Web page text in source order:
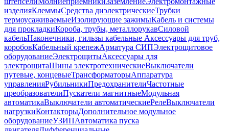
изделияКлеммыСредства диэлектрическиеТрубки
термоусаживаемыеИзолирующие зажимыКабель и системы
для прокладкиКороба, трубы, металлорукавСиловой
кабельНаконечники, гильзы кабельные Аксессуары для труб,
коробовКабельный крепежАрматура СИПЭлектрощитовое
оборудованиеЭлектрощитыАксессуары для
электрощитаШины электротехническиеВыключатели
путевые, концевыеТрансформаторыАппаратура
управленияРубильникиПредохранителиЧастотные
преобразователиПускатели магнитныеМодульная
автоматикаВыключатели автоматическиеРелеВыключатели
нагрузкиКонтакторыДополнительное модульное
оборудованиеУЗИПАвтоматика пуска